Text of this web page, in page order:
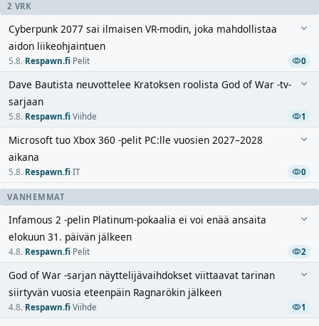
2 VRK
Cyberpunk 2077 sai ilmaisen VR-modin, joka mahdollistaa
aidon liikeohjaintuen
5.8.·Respawn.fi·Pelit 0
Dave Bautista neuvottelee Kratoksen roolista God of War -tv-
sarjaan
5.8.·Respawn.fi·Viihde 1
Microsoft tuo Xbox 360 -pelit PC:lle vuosien 2027–2028
aikana
5.8.·Respawn.fi·IT 0
VANHEMMAT
Infamous 2 -pelin Platinum-pokaalia ei voi enää ansaita
elokuun 31. päivän jälkeen
4.8.·Respawn.fi·Pelit 2
God of War -sarjan näyttelijävaihdokset viittaavat tarinan
siirtyvän vuosia eteenpäin Ragnarökin jälkeen
4.8.·Respawn.fi·Viihde 1